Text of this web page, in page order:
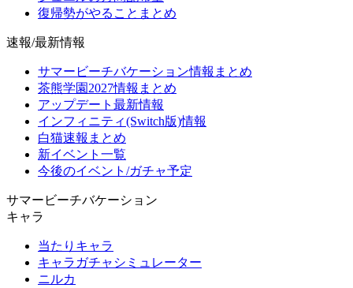
復帰勢がやることまとめ
速報/最新情報
サマービーチバケーション情報まとめ
茶熊学園2027情報まとめ
アップデート最新情報
インフィニティ(Switch版)情報
白猫速報まとめ
新イベント一覧
今後のイベント/ガチャ予定
サマービーチバケーション
キャラ
当たりキャラ
キャラガチャシミュレーター
ニルカ